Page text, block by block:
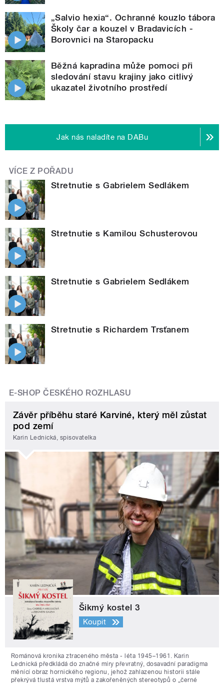
„Salvio hexia“. Ochranné kouzlo tábora
Školy čar a kouzel v Bradavicích -
Borovnici na Staropacku
Běžná kapradina může pomoci při
sledování stavu krajiny jako citlivý
ukazatel životního prostředí
Jak nás naladíte na DABu
VÍCE Z POŘADU
Stretnutie s Gabrielem Sedlákem
Stretnutie s Kamilou Schusterovou
Stretnutie s Gabrielem Sedlákem
Stretnutie s Richardem Trsťanem
E-SHOP ČESKÉHO ROZHLASU
Závěr příběhu staré Karviné, který měl zůstat
pod zemí
Karin Lednická, spisovatelka
Šikmý kostel 3
Koupit
Románová kronika ztraceného města - léta 1945–1961. Karin
Lednická předkládá do značné míry převratný, dosavadní paradigma
měnící obraz hornického regionu, jehož zahlazenou historii stále
překrývá tlustá vrstva mýtů a zakořeněných stereotypů o „černé